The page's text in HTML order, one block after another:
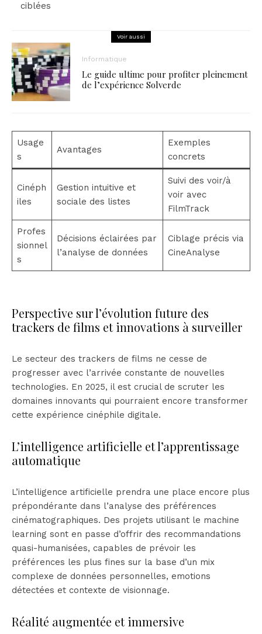
ciblées
Voir aussi
Informatique
Le guide ultime pour profiter pleinement
de l’expérience Solverde
Usage
s
Avantages
Exemples
concrets
Cinéph
iles
Gestion intuitive et
sociale des listes
Suivi des voir/à
voir avec
FilmTrack
Profes
sionnel
s
Décisions éclairées par
l’analyse de données
Ciblage précis via
CineAnalyse
Perspective sur l’évolution future des
trackers de films et innovations à surveiller
Le secteur des trackers de films ne cesse de
progresser avec l’arrivée constante de nouvelles
technologies. En 2025, il est crucial de scruter les
domaines innovants qui pourraient encore transformer
cette expérience cinéphile digitale.
L’intelligence artificielle et l’apprentissage
automatique
L’intelligence artificielle prendra une place encore plus
prépondérante dans l’analyse des préférences
cinématographiques. Des projets utilisant le machine
learning sont en passe d’offrir des recommandations
quasi-humanisées, capables de prévoir les
préférences les plus fines sur la base d’un mix
complexe de données personnelles, emotions
détectées et contexte de visionnage.
Réalité augmentée et immersive